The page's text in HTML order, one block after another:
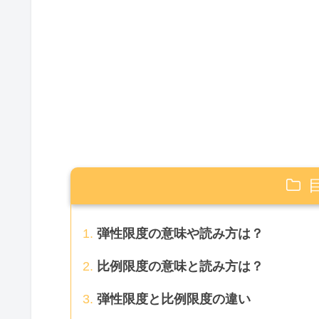
弾性限度の意味や読み方は？
比例限度の意味と読み方は？
弾性限度と比例限度の違い